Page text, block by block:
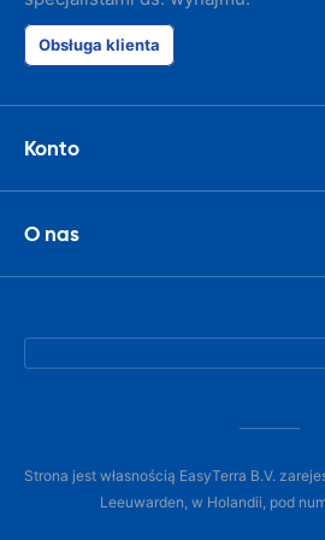
Obsługa klienta
Konto
O nas
Strona jest własnością EasyTerra B.V.
Leeuwarden, w Holandii, pod